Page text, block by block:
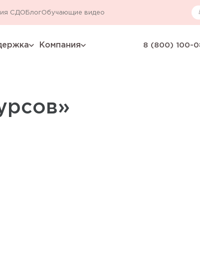
СДО БлогОбучающие видео
expand_more Компанияexpand_more 8 (800) 100-